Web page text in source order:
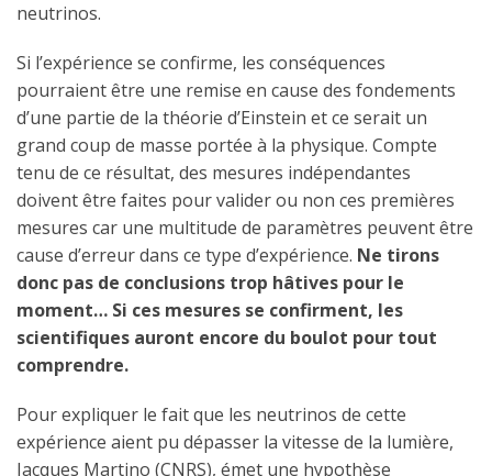
neutrinos.
Si l’expérience se confirme, les conséquences
pourraient être une remise en cause des fondements
d’une partie de la théorie d’Einstein et ce serait un
grand coup de masse portée à la physique. Compte
tenu de ce résultat, des mesures indépendantes
doivent être faites pour valider ou non ces premières
mesures car une multitude de paramètres peuvent être
cause d’erreur dans ce type d’expérience. Ne tirons
donc pas de conclusions trop hâtives pour le
moment… Si ces mesures se confirment, les
scientifiques auront encore du boulot pour tout
comprendre.
Pour expliquer le fait que les neutrinos de cette
expérience aient pu dépasser la vitesse de la lumière,
Jacques Martino (CNRS), émet une hypothèse